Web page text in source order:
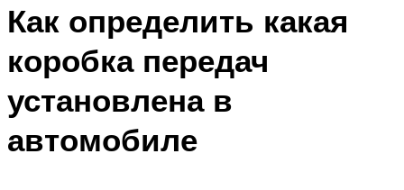
Как определить какая
коробка передач
установлена в
автомобиле